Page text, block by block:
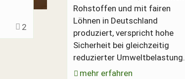
2
Rohstoffen und mit fairen
Löhnen in Deutschland
produziert, verspricht hohe
Sicherheit bei gleichzeitig
reduzierter Umweltbelastung.
mehr erfahren